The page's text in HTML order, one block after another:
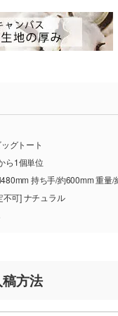
グトート
ら1個単位
持ち手/約600mm 重量/
[本体色指定不可] ナチュラル
方法